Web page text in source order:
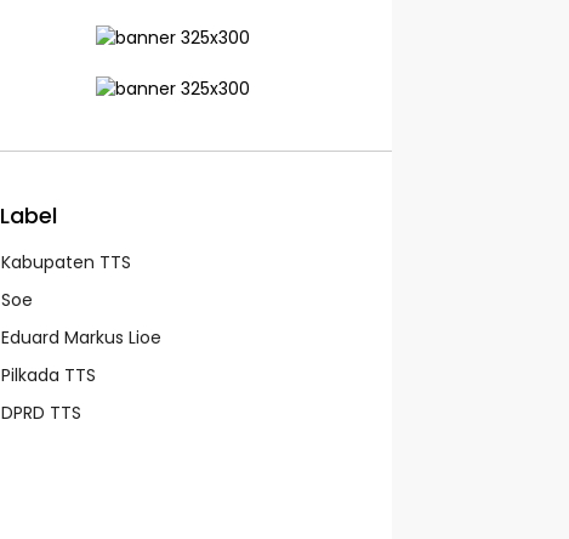
Label
Kabupaten TTS
Soe
Eduard Markus Lioe
Pilkada TTS
DPRD TTS